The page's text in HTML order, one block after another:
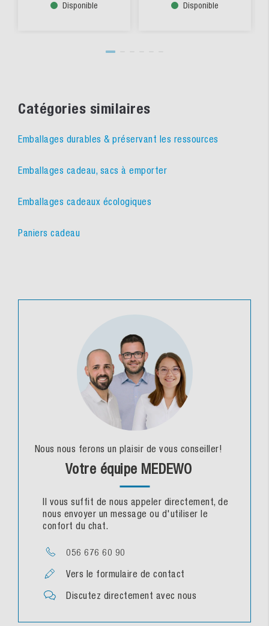
Disponible Disponible
Catégories similaires
Emballages durables & préservant les ressources
Emballages cadeau, sacs à emporter
Emballages cadeaux écologiques
Paniers cadeau
Nous nous ferons un plaisir de vous conseiller!
Votre équipe MEDEWO
Il vous suffit de nous appeler directement, de
nous envoyer un message ou d'utiliser le
confort du chat.
056 676 60 90
Vers le formulaire de contact
Discutez directement avec nous